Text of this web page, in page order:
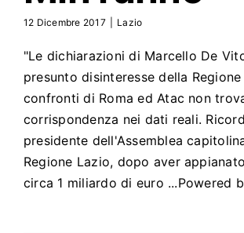
12 Dicembre 2017 Lazio
"Le dichiarazioni di Marcello De
presunto disinteresse della
confronti di Roma ed Atac non
corrispondenza nei dati reali.
presidente dell'Assemblea
Regione Lazio, dopo aver
circa 1 miliardo di euro ...Powered